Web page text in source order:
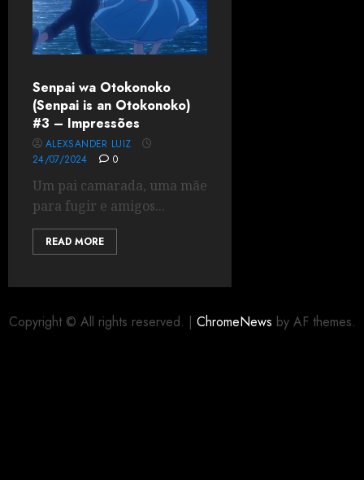
Senpai wa Otokonoko
(Senpai is an Otokonoko)
#3 – Impressões
ALEXSANDER LUIZ
24/07/2024
0
Um pai camarada, uma mãe
para fugir e amigos...
READ MORE
Copyright © All rights reserved. | ChromeNews by AF themes.